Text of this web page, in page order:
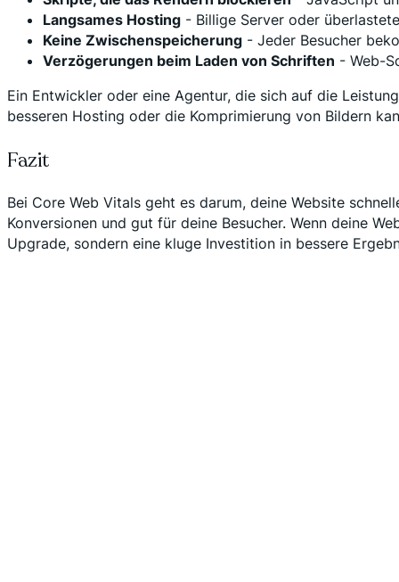
Langsames Hosting - Billige Server oder
Keine Zwischenspeicherung - Jeder Besucher
Verzögerungen beim Laden von Schriften - Web-
Ein Entwickler oder eine Agentur, die sich auf die
besseren Hosting oder die Komprimierung von Bildern
Fazit
Bei Core Web Vitals geht es darum, deine Website
Konversionen und gut für deine Besucher. Wenn deine
Upgrade, sondern eine kluge Investition in bessere